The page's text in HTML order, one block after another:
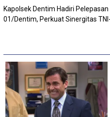
Kapolsek Dentim Hadiri
01/Dentim, Perkuat Sinergitas